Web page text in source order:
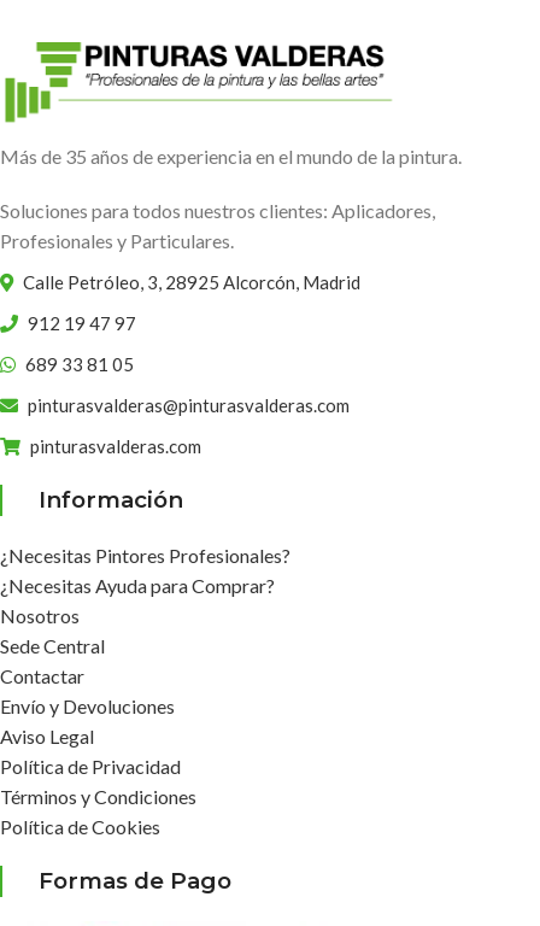
Más de 35 años de experiencia en el mundo de la pintura.
Soluciones para todos nuestros clientes: Aplicadores,
Profesionales y Particulares.
Calle Petróleo, 3, 28925 Alcorcón, Madrid
912 19 47 97
689 33 81 05
pinturasvalderas@pinturasvalderas.com
pinturasvalderas.com
Información
¿Necesitas Pintores Profesionales?
¿Necesitas Ayuda para Comprar?
Nosotros
Sede Central
Contactar
Envío y Devoluciones
Aviso Legal
Política de Privacidad
Términos y Condiciones
Política de Cookies
Formas de Pago